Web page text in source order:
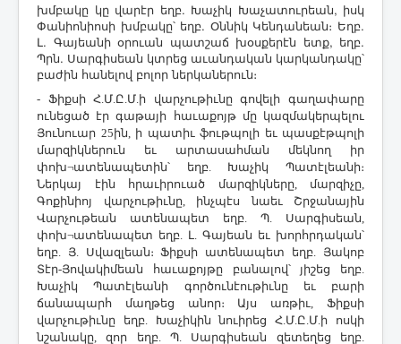
խմբակը կը վարէր եղբ. Խաչիկ Խաչատուրեան, իսկ
Փանիոնիոսի խմբակը՝ եղբ. Օննիկ Կենդանեան։ Եղբ.
Լ. Գայեանի օրուան պատշաճ խօսքերէն ետք, եղբ.
Պրն. Սարգիսեան կտրեց աւանդական կարկանդակը՝
բաժին հանելով բոլոր ներկաներուն։
- Ֆիքսի Հ.Մ.Ը.Մ.ի վարչութիւնը գովելի գաղափարը
ունեցած էր գաթայի հաւաքոյթ մը կազմակերպելու
Յունուար 25ին, ի պատիւ ֆութպոլի եւ պասքէթպոլի
մարզիկներուն եւ արտասահման մեկնող իր
փոխ¬ատենապետին՝ եղբ. Խաչիկ Պատէլեանի։
Ներկայ էին հրաւիրուած մարզիկները, մարզիչը,
Գոքինիոյ վարչութիւնը, ինչպէս նաեւ Շրջանային
Վարչութեան ատենապետ եղբ. Պ. Սարգիսեան,
փոխ¬ատենապետ եղբ. Լ. Գայեան եւ խորհրդական՝
եղբ. Յ. Սվազլեան։ Ֆիքսի ատենապետ եղբ. Յակոբ
Տէր-Յովակիմեան հաւաքոյթը բանալով՝ յիշեց եղբ.
Խաչիկ Պատէլեանի գործունէութիւնը եւ բարի
ճանապարհ մաղթեց անոր։ Այս առթիւ, Ֆիքսի
վարչութիւնը եղբ. Խաչիկին նուիրեց Հ.Մ.Ը.Մ.ի ոսկի
նշանակը, զոր եղբ. Պ. Սարգիսեան զետեղեց եղբ.